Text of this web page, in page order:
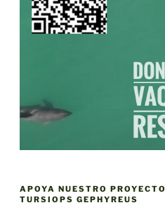
APOYA NUESTRO PROYECTO
TURSIOPS GEPHYREUS